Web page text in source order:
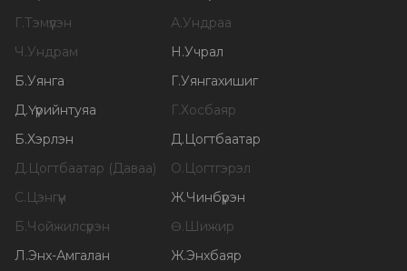
Г.Тэмүүлэн А.Ундраа
Ч.Ундрам Н.Учрал
Б.Уянга Г.Уянгахишиг
Д.Үүрийнтуяа Г.Хосбаяр
Б.Хэрлэн Д.Цогтбаатар
Д.Цогтбаатар (Даваа) О.Цогтгэрэл
С.Цэнгүүн Ж.Чинбүрэн
Б.Чойжилсүрэн Ө.Шижир
Л.Энх-Амгалан Ж.Энхбаяр